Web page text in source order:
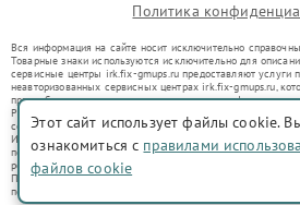
Политика
Вся информация на сайте носит исключительно
Товарные знаки используются исключительно для
сервисные центры irk.fix-gmups.ru предоставляют услуги
неавторизованных сервисных центрах irk.fix-gmups.ru,
правообладателями товарных знаков или их
Ремонт осуществляется для устройств, уже введенных в
со статьей 1487 ГК РФ.
Использование товарных знаков не преследует цели
потребителей в заблуждение, а служит для
ремонту техники указанных брендов.
Представленная на сайте информация не является
положениями Статьи 437(2) Гражданского кодекса РФ
Этот сайт использует файлы cookie.
ознакомиться с правилами
файлов cookie